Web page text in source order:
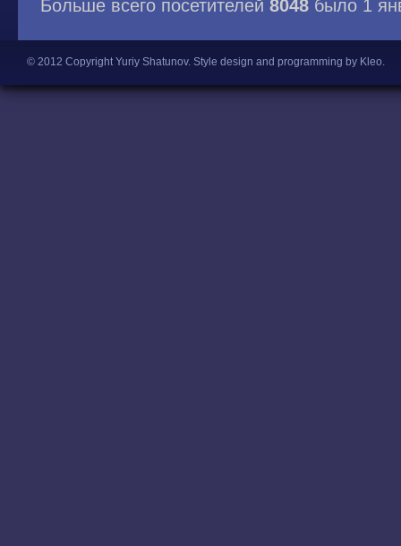
Больше всего посетителей 8048 было 1
© 2012 Copyright Yuriy Shatunov. Style design and programming by Kleo.